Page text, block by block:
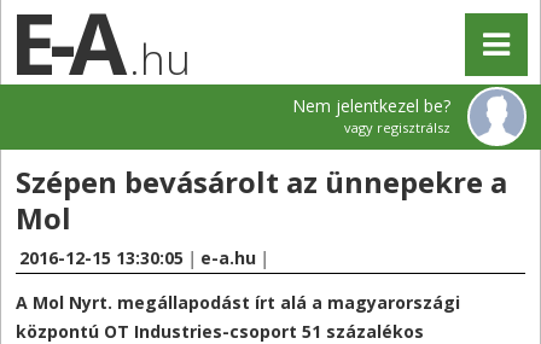
.hu
Nem jelentkezel be?
vagy regisztrálsz
Szépen bevásárolt az ünnepekre a
Mol
2016-12-15 13:30:05 | e-a.hu |
A Mol Nyrt. megállapodást írt alá a magyarországi
központú OT Industries-csoport 51 százalékos